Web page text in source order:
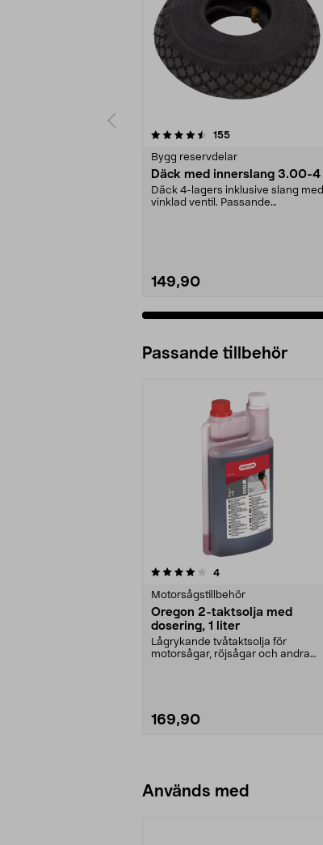
155recensioner
Bygg reservdelar
Däck med innerslang 3.00-4
Däck 4-lagers inklusive slang med
vinklad ventil. Passande
149,90
4.0 av 5 stjärnor
Passande tillbehör
4recensioner
Motorsågstillbehör
Oregon 2-taktsolja med
dosering, 1 liter
Lågrykande tvåtaktsolja för
motorsågar, röjsågar och andra
169,90
4.5av 5 stjärnor
Används med